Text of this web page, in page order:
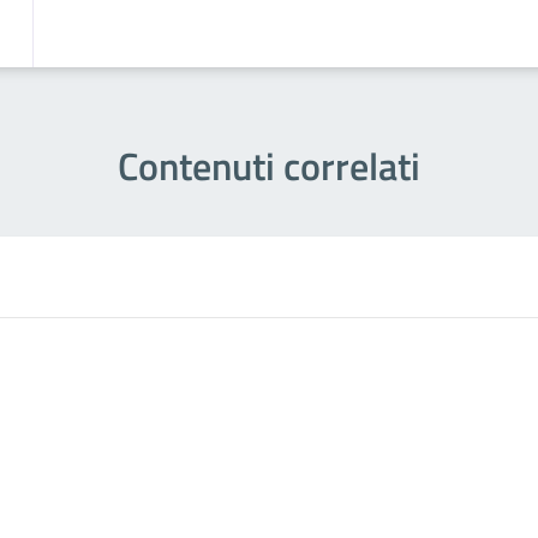
Contenuti correlati